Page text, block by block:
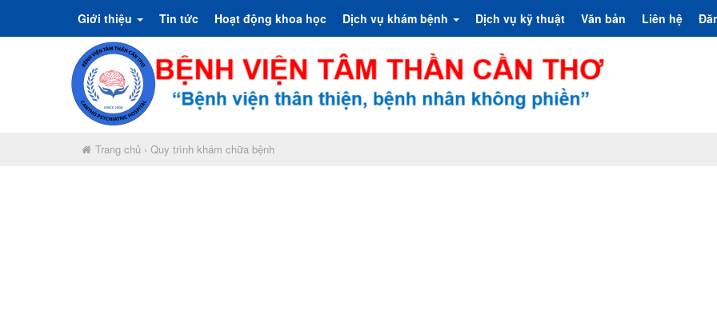
Giới thiệu Tin tức Hoạt động khoa học Dịch vụ khám bệnh Dịch vụ kỹ thuật Văn bản Liên hệ
Trang chủ › Quy trình khám chữa bệnh